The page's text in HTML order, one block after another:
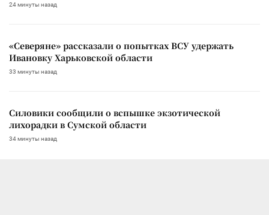
24 минуты назад
«Северяне» рассказали о попытках ВСУ удержать
Ивановку Харьковской области
33 минуты назад
Силовики сообщили о вспышке экзотической
лихорадки в Сумской области
34 минуты назад